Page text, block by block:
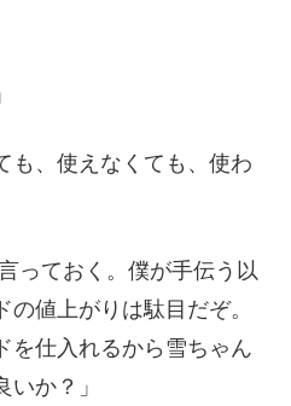
も、使えなくても、使わ
っておく。僕が手伝う以
の値上がりは駄目だぞ。
を仕入れるから雪ちゃん
か？」